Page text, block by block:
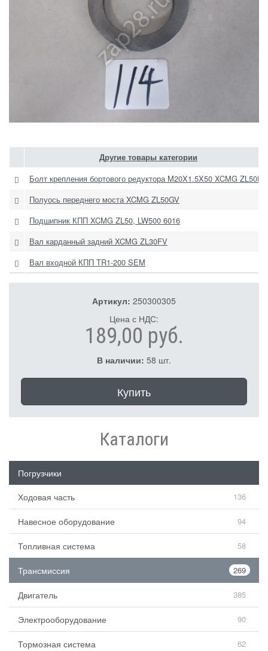
Другие товары категории
Болт крепления бортового редуктора M20X1.5X50 XCMG ZL50FV
Полуось переднего моста XCMG ZL50GV
Подшипник КПП XCMG ZL50, LW500 6016
Вал карданный задний XCMG ZL30FV
Вал входной КПП TR1-200 SEM
Артикул: 250300305
Цена с НДС:
189,00 руб.
В наличии: 58 шт.
Купить
Каталоги
Погрузчики
Ходовая часть
136
Навесное оборудование 94
Топливная система 58
Трансмиссия 269
Двигатель 385
Электрооборудование 90
Тормозная система 62